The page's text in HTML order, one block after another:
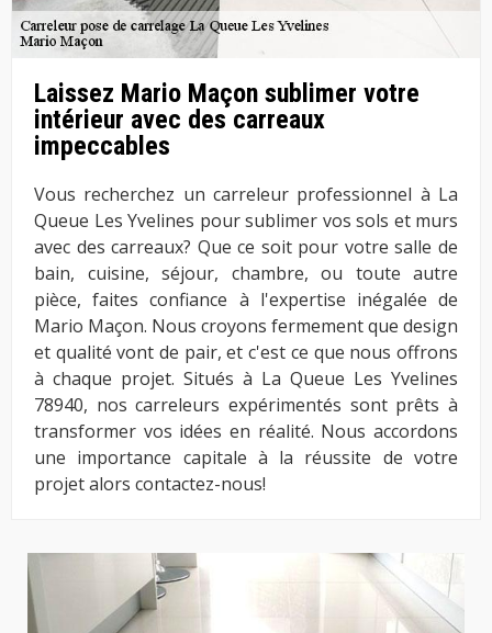
Laissez Mario Maçon sublimer votre
intérieur avec des carreaux
impeccables
Vous recherchez un carreleur professionnel à La
Queue Les Yvelines pour sublimer vos sols et murs
avec des carreaux? Que ce soit pour votre salle de
bain, cuisine, séjour, chambre, ou toute autre
pièce, faites confiance à l'expertise inégalée de
Mario Maçon. Nous croyons fermement que design
et qualité vont de pair, et c'est ce que nous offrons
à chaque projet. Situés à La Queue Les Yvelines
78940, nos carreleurs expérimentés sont prêts à
transformer vos idées en réalité. Nous accordons
une importance capitale à la réussite de votre
projet alors contactez-nous!